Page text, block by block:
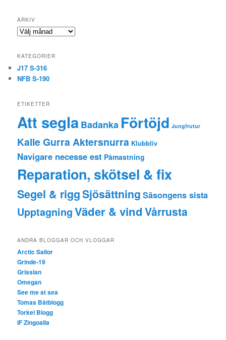
ARKIV
Arkiv
KATEGORIER
J17 S-316
NFB S-190
ETIKETTER
Att seglaBadanka Förtöjd Jungfrutur
Kalle Gurra Aktersnurra Klubbliv
Navigare necesse est Påmastning
Reparation, skötsel & fix
Segel & riggSjösättning Säsongens sista
UpptagningVäder & vind Vårrusta
ANDRA BLOGGAR OCH VLOGGAR
Arctic Sailor
Grinde-19
Grisslan
Omegan
See me at sea
Tomas Båtblogg
Torkel Blogg
IF Zingoalla